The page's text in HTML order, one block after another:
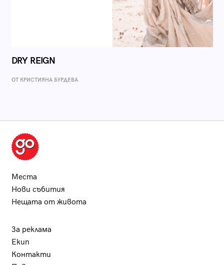
DRY REIGN
ОТ КРИСТИЯНА БУРДЕВА
Места
Нови събития
Нещата от живота
За реклама
Екип
Контакти